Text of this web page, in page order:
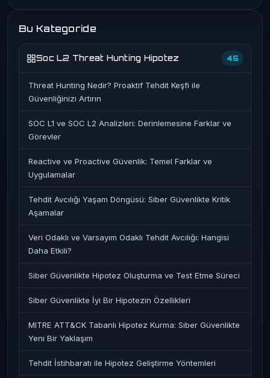
Bu Kategoride
Soc L2 Threat Hunting Hipotez 45
Threat Hunting Nedir? Proaktif Tehdit Keşfi ile
Güvenliğinizi Artırın
SOC L1 ve SOC L2 Analizleri: Derinlemesine Farklar ve
Görevler
Reactive ve Proactive Güvenlik: Temel Farklar ve
Uygulamalar
Tehdit Avcılığı Yaşam Döngüsü: Siber Güvenlikte Kritik
Aşamalar
Veri Odaklı ve Varsayım Odaklı Tehdit Avcılığı: Hangisi
Daha Etkili?
Siber Güvenlikte Hipotez Oluşturma ve Test Etme Süreci
Siber Güvenlikte İyi Bir Hipotezin Özellikleri
MITRE ATT&CK Tabanlı Hipotez Kurma: Siber Güvenlikte
Yeni Bir Yaklaşım
Tehdit İstihbaratı ile Hipotez Geliştirme Yöntemleri